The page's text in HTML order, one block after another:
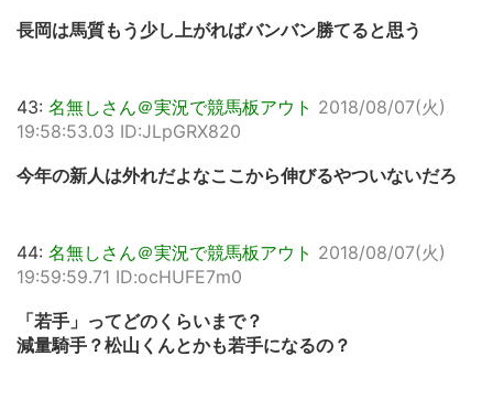
長岡は馬質もう少し上がればバンバン勝てると思う
43: 名無しさん＠実況で競馬板アウト 2018/08/07(火)
19:58:53.03 ID:JLpGRX820
今年の新人は外れだよなここから伸びるやついないだろ
44: 名無しさん＠実況で競馬板アウト 2018/08/07(火)
19:59:59.71 ID:ocHUFE7m0
「若手」ってどのくらいまで？
減量騎手？松山くんとかも若手になるの？